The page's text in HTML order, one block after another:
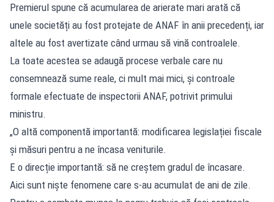
Premierul spune că acumularea de arierate mari arată că
unele societăți au fost protejate de ANAF în anii precedenți, iar
altele au fost avertizate când urmau să vină controalele.
La toate acestea se adaugă procese verbale care nu
consemnează sume reale, ci mult mai mici, și controale
formale efectuate de inspectorii ANAF, potrivit primului
ministru.
„O altă componentă importantă: modificarea legislației fiscale
și măsuri pentru a ne încasa veniturile.
E o direcție importantă: să ne creștem gradul de încasare.
Aici sunt niște fenomene care s-au acumulat de ani de zile.